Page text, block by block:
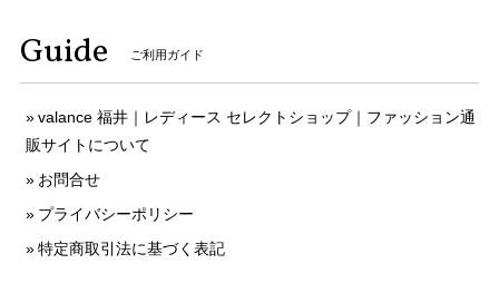
Guide ご利用ガイド
valance 福井｜レディース セレクトショップ｜ファッション通
販サイトについて
お問合せ
プライバシーポリシー
特定商取引法に基づく表記